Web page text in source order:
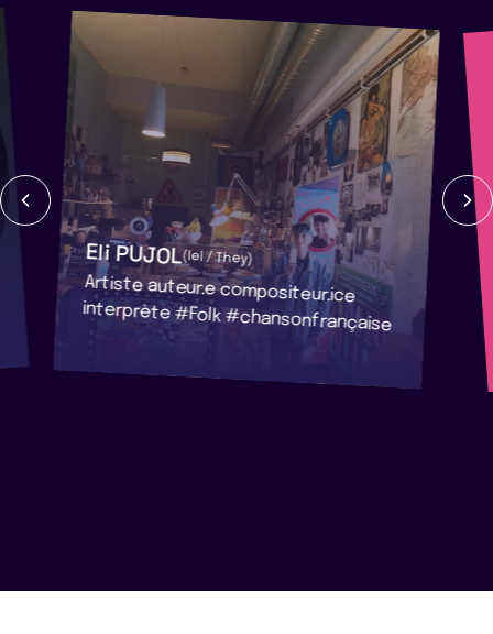
Eli PUJOL(Iel / They)
Artiste auteur.e compositeur.ice
interprète #Folk #chansonfrançaise